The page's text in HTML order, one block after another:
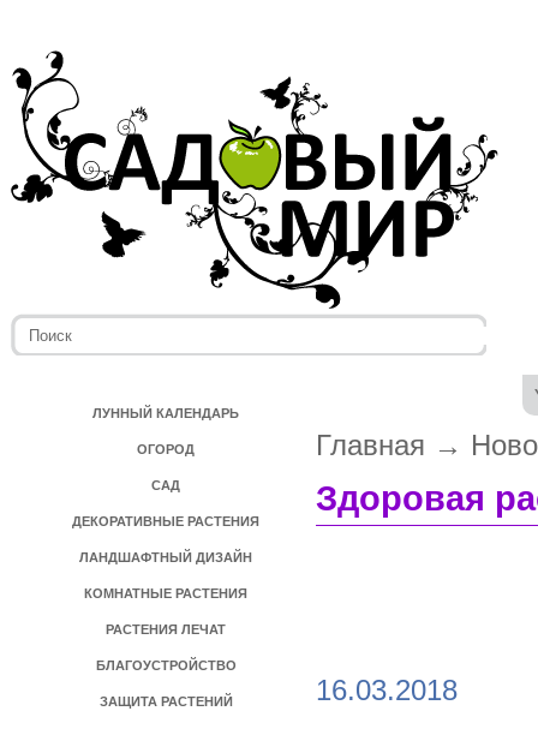
ЛУННЫЙ КАЛЕНДАРЬ
ОГОРОД
САД
ДЕКОРАТИВНЫЕ РАСТЕНИЯ
ЛАНДШАФТНЫЙ ДИЗАЙН
КОМНАТНЫЕ РАСТЕНИЯ
РАСТЕНИЯ ЛЕЧАТ
БЛАГОУСТРОЙСТВО
ЗАЩИТА РАСТЕНИЙ
Главная →
Здоровая
16.03.2018